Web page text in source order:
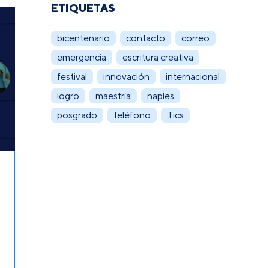
ETIQUETAS
bicentenario contacto
correo
emergencia
escritura creativa
festival
innovación
internacional
logro
maestría
naples
posgrado
teléfono Tics